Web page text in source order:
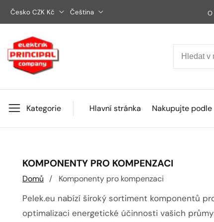
Přejít
Česko CZK Kč Čeština O
Kategorie Hlavní stránka Nakupujte
KOLEKCE:
KOMPONENTY PRO KOMPENZACI
Domů Komponenty pro kompenzaci
Pelek.eu nabízí široký sortiment komponentů
optimalizaci energetické účinnosti vašich